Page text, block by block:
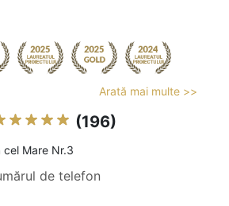
Arată mai multe >>
(196)
Mare Nr.3
de telefon